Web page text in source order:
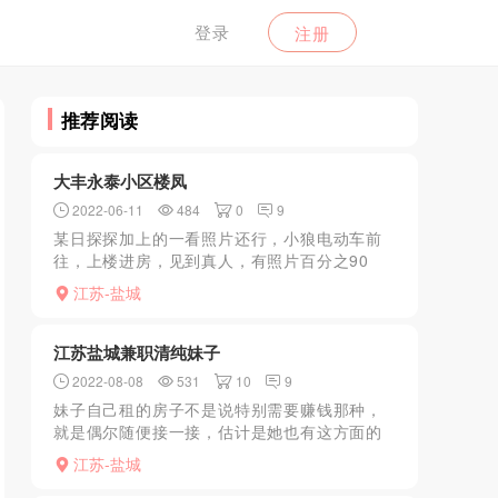
登录 注册
推荐阅读
大丰永泰小区楼凤
2022-06-11 484 0 9
某日探探加上的一看照片还行，小狼电动车前
往，上楼进房，见到真人，有照片百分之90
吧，有点婴儿肥，但是人比较热情，草草洗了
下，让她把丝袜高跟短裙穿上，一看，特有感
江苏-盐城
江苏盐城兼职清纯妹子
2022-08-08 531 10 9
妹子自己租的房子不是说特别需要赚钱那种，
就是偶尔随便接一接，估计是她也有这方面的
需求，妹子温柔，很听话，只要不太过分都可
以满足需求，就和女朋友一样，缠绵50分钟消
江苏-盐城